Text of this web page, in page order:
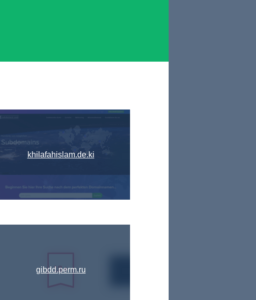
khilafahislam.de.ki
gibdd.perm.ru